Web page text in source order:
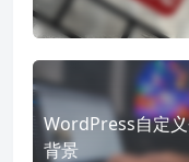
WordPress自定
背景